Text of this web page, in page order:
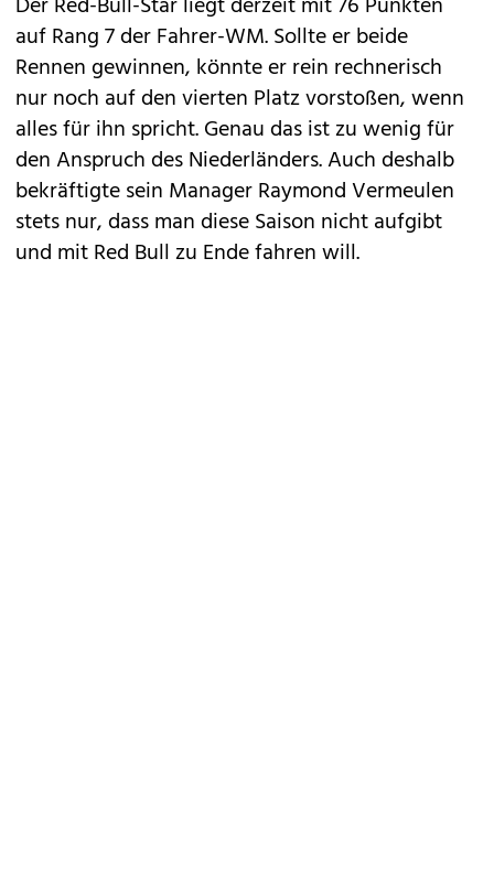
auf Rang 7 der Fahrer-WM. Sollte er beide
Rennen gewinnen, könnte er rein rechnerisch
nur noch auf den vierten Platz vorstoßen, wenn
alles für ihn spricht. Genau das ist zu wenig für
den Anspruch des Niederländers. Auch deshalb
bekräftigte sein Manager Raymond Vermeulen
stets nur, dass man diese Saison nicht aufgibt
und mit Red Bull zu Ende fahren will.